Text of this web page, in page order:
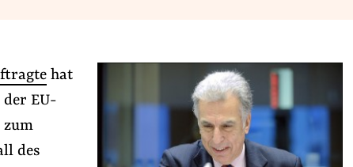
hat
EU-
zum
des